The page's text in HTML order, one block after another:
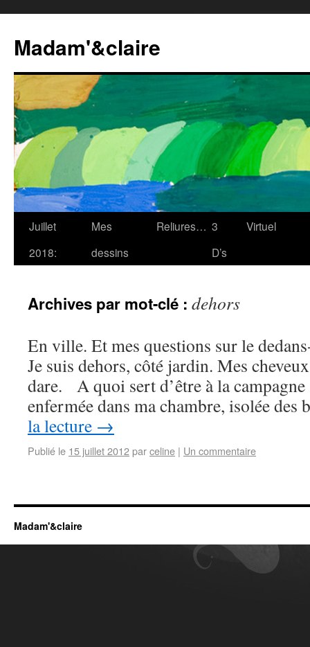
Madam'&claire
Juillet
2018:
Mes
dessins
Reliures… 3
D’s
Virtuel
Archives par mot-clé : dehors
En ville. Et mes questions sur le
Je suis dehors, côté jardin. Mes
dare. A quoi sert d’être à la
enfermée dans ma chambre, isolée
la lecture →
Publié le 15 juillet 2012parceline | Un commentaire
Madam'&claire